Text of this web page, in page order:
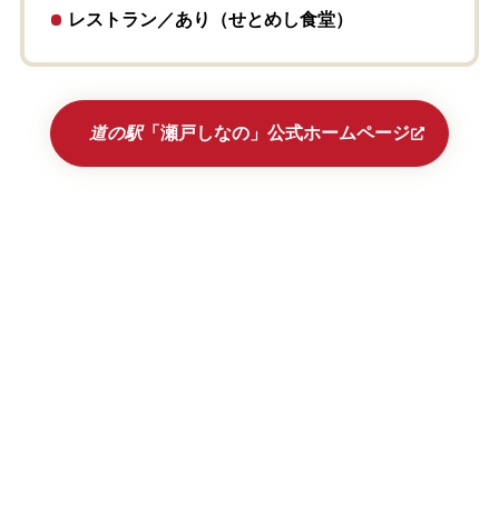
レストラン／あり（せとめし食堂）
道の駅「瀬戸しなの」公式ホームページ